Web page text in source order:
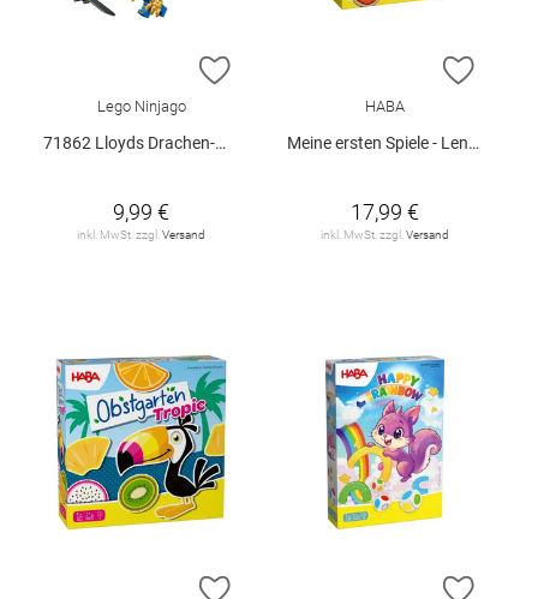
ZUR WUNSCHLISTE HINZUFÜGEN
Lego Ninjago
71862 Lloyds Drachen-Mech Battle Set V29
9,99 €
inkl. MwSt. zzgl.Versand
ZUR
HABA
Meine ersten Spiele - Lennys Traktor
17,99 €
inkl. MwSt. zzgl.Versand
ZUR WUNSCHLISTE HINZUFÜGEN
ZUR